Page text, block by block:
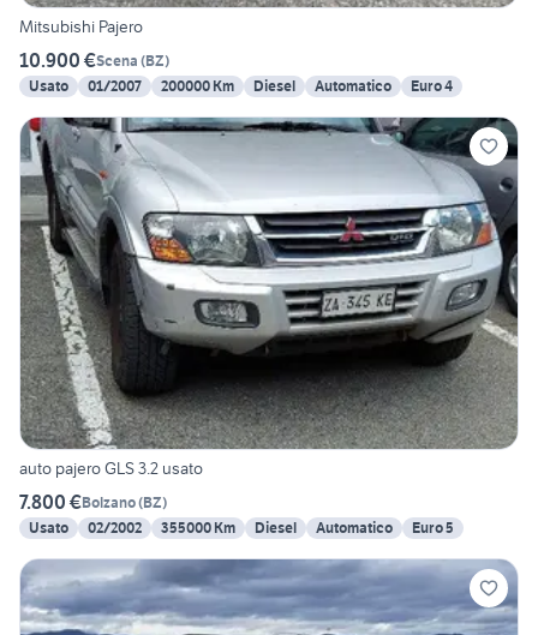
Mitsubishi Pajero
10.900 €Scena (BZ)
Usato
01/2007 200000 Km Diesel Automatico Euro 4
auto pajero GLS 3.2 usato
7.800 €Bolzano(BZ)
Usato
02/2002 355000 Km Diesel Automatico Euro 5